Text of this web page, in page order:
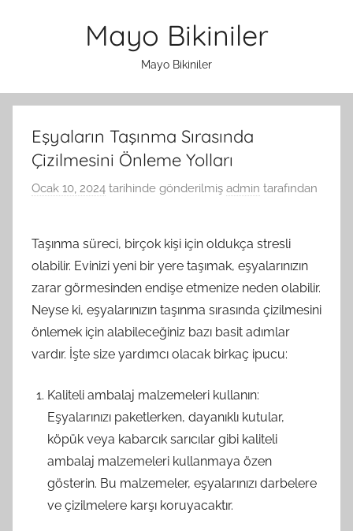
Mayo Bikiniler
Mayo Bikiniler
Eşyaların Taşınma Sırasında
Çizilmesini Önleme Yolları
Ocak 10, 2024 tarihinde gönderilmiş admin tarafından
Taşınma süreci, birçok kişi için oldukça stresli
olabilir. Evinizi yeni bir yere taşımak, eşyalarınızın
zarar görmesinden endişe etmenize neden olabilir.
Neyse ki, eşyalarınızın taşınma sırasında çizilmesini
önlemek için alabileceğiniz bazı basit adımlar
vardır. İşte size yardımcı olacak birkaç ipucu:
Kaliteli ambalaj malzemeleri kullanın:
Eşyalarınızı paketlerken, dayanıklı kutular,
köpük veya kabarcık sarıcılar gibi kaliteli
ambalaj malzemeleri kullanmaya özen
gösterin. Bu malzemeler, eşyalarınızı darbelere
ve çizilmelere karşı koruyacaktır.